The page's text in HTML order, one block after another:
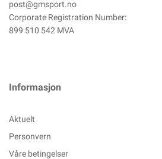
post@gmsport.no
Corporate Registration Number:
899 510 542 MVA
Informasjon
Aktuelt
Personvern
Våre betingelser